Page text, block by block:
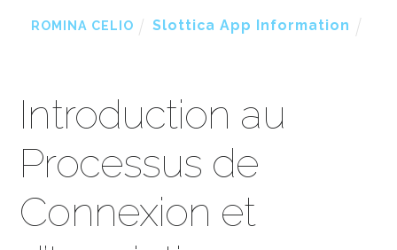
ROMINA CELIO Slottica App Information
Introduction au
Processus de
Connexion et